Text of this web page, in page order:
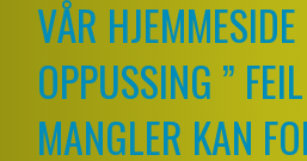
VÅR
OPPUSSING ”
MANGLER KAN